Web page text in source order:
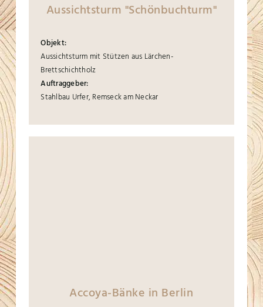
Aussichtsturm "Schönbuchturm"
Objekt:
Aussichtsturm mit Stützen aus Lärchen-
Brettschichtholz
Auftraggeber:
Stahlbau Urfer, Remseck am Neckar
Accoya-Bänke in Berlin